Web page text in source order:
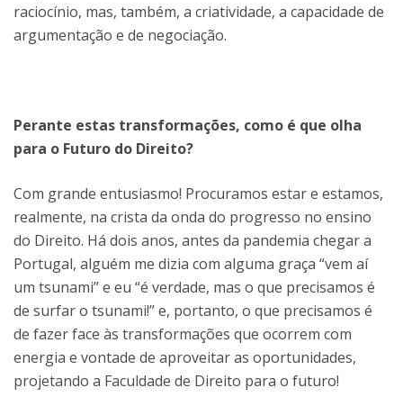
raciocínio, mas, também, a criatividade, a capacidade de
argumentação e de negociação.
Perante estas transformações, como é que olha
para o Futuro do Direito?
Com grande entusiasmo! Procuramos estar e estamos,
realmente, na crista da onda do progresso no ensino
do Direito. Há dois anos, antes da pandemia chegar a
Portugal, alguém me dizia com alguma graça “vem aí
um tsunami” e eu “é verdade, mas o que precisamos é
de surfar o tsunami!” e, portanto, o que precisamos é
de fazer face às transformações que ocorrem com
energia e vontade de aproveitar as oportunidades,
projetando a Faculdade de Direito para o futuro!